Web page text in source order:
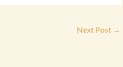
Next Post →